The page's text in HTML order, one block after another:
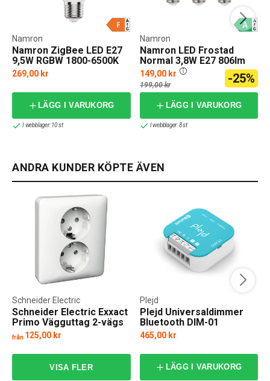
Namron ZigBee LED E27
9,5W RGBW 1800-6500K
Dim
Namron
269,00 kr
LÄGG I VARUKORG
I webblager: 10 st
Namron LED Frostad
Normal 3,8W E27 806lm
2700K 3-pack
Namron
149,00 kr
199,00 kr -25%
LÄGG I VARUKORG
I webblager: 8 st
ANDRA KUNDER KÖPTE ÄVEN
Schneider Electric Exxact
Primo Vägguttag 2-vägs
Schneider Electric
från 125,00 kr
Plejd Universaldimmer
Bluetooth DIM-01
Plejd
465,00 kr
LÄGG I VARUKORG